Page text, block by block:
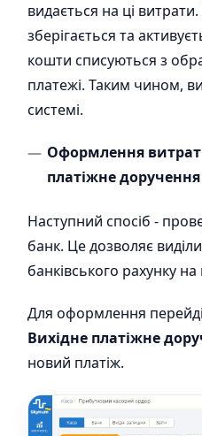
видається на ці
зберігається та
кошти списуються з
платежі. Таким чином,
системі.
Оформлення витрат
платіжне доручення
Наступний спосіб -
банк. Це дозволяє
банківського рахунку на
Для оформлення
Вихідне платіжне
новий платіж.